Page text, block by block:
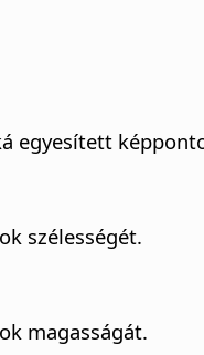
egyesített
szélességét.
magasságát.